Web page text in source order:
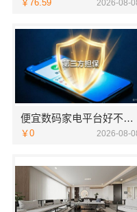
￥76.59 2026-08-
便宜数码家电平台好不好-湖北省惠物电子商务有限公司售后无忧
￥0 2026-08-